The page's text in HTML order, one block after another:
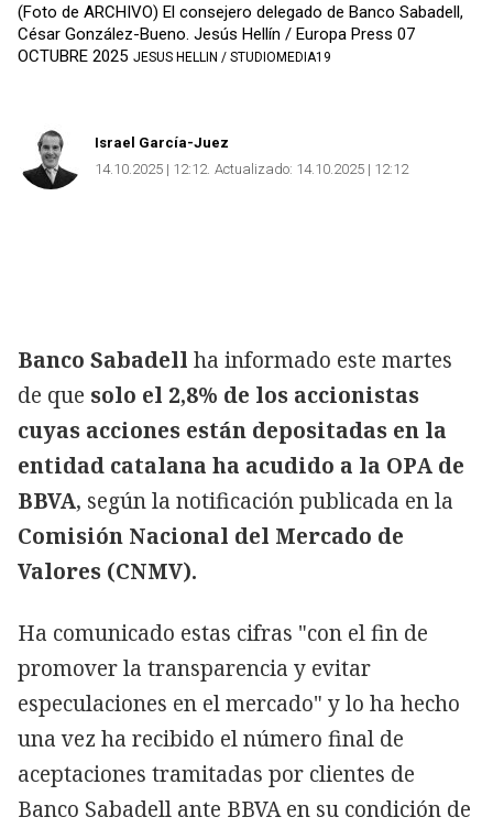
(Foto de ARCHIVO) El consejero delegado de Banco Sabadell,
César González-Bueno. Jesús Hellín / Europa Press 07
OCTUBRE 2025 JESUS HELLIN / STUDIOMEDIA19
Israel García-Juez
14.10.2025 | 12:12 Actualizado: 14.10.2025 | 12:12
Banco Sabadell ha informado este martes
de que solo el 2,8% de los accionistas
cuyas acciones están depositadas en la
entidad catalana ha acudido a la OPA de
BBVA, según la notificación publicada en la
Comisión Nacional del Mercado de
Valores (CNMV).
Ha comunicado estas cifras "con el fin de
promover la transparencia y evitar
especulaciones en el mercado" y lo ha hecho
una vez ha recibido el número final de
aceptaciones tramitadas por clientes de
Banco Sabadell ante BBVA en su condición de